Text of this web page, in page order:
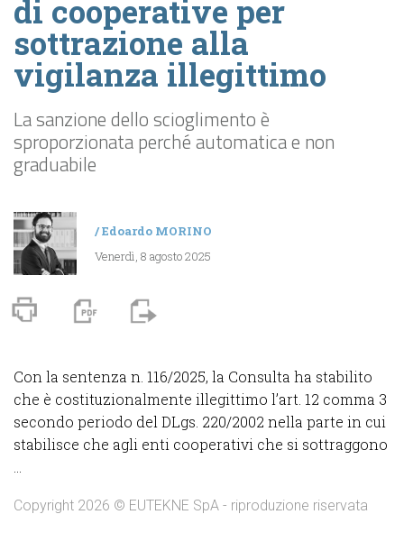
di cooperative per
sottrazione alla
vigilanza illegittimo
La sanzione dello scioglimento è
sproporzionata perché automatica e non
graduabile
/Edoardo MORINO
Venerdì, 8 agosto 2025
Con la sentenza n. 116/2025, la Consulta ha stabilito
che è costituzionalmente illegittimo l’art. 12 comma 3
secondo periodo del DLgs. 220/2002 nella parte in cui
stabilisce che agli enti cooperativi che si sottraggono
Copyright 2026 © EUTEKNE SpA - riproduzione riservata